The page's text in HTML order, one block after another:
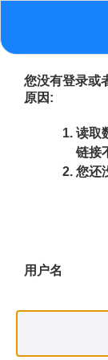
您没有登录或
原因:
读取
链接
您还
用户名